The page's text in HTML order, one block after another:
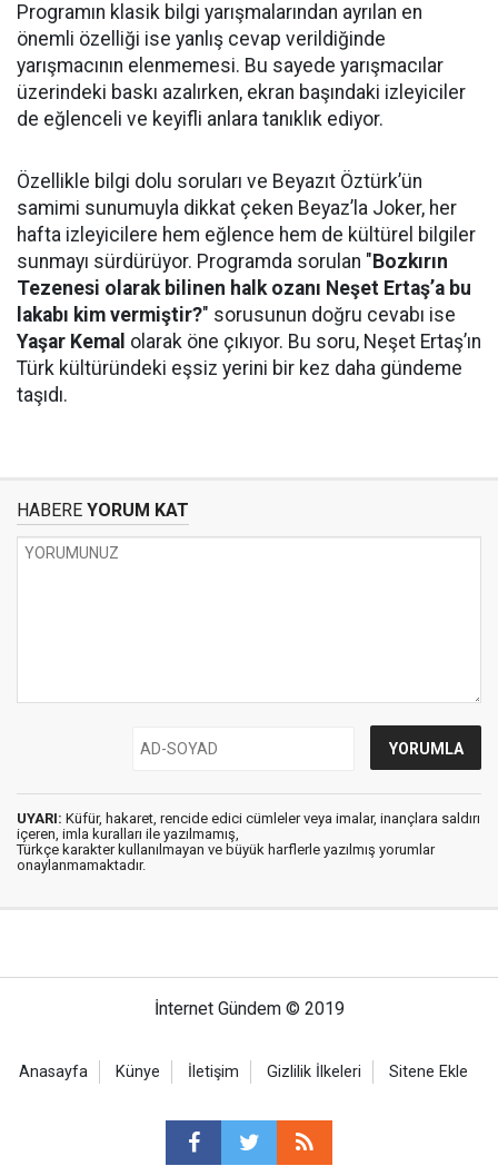
Programın klasik bilgi yarışmalarından ayrılan en
önemli özelliği ise yanlış cevap verildiğinde
yarışmacının elenmemesi. Bu sayede yarışmacılar
üzerindeki baskı azalırken, ekran başındaki izleyiciler
de eğlenceli ve keyifli anlara tanıklık ediyor.
Özellikle bilgi dolu soruları ve Beyazıt Öztürk’ün
samimi sunumuyla dikkat çeken Beyaz’la Joker, her
hafta izleyicilere hem eğlence hem de kültürel bilgiler
sunmayı sürdürüyor. Programda sorulan " Bozkırın
Tezenesi olarak bilinen halk ozanı Neşet Ertaş’a bu
lakabı kim vermiştir?" sorusunun doğru cevabı ise
Yaşar Kemal olarak öne çıkıyor. Bu soru, Neşet Ertaş’ın
Türk kültüründeki eşsiz yerini bir kez daha gündeme
taşıdı.
HABERE YORUM KAT
UYARI: Küfür, hakaret, rencide edici cümleler veya imalar, inançlara saldırı
içeren, imla kuralları ile yazılmamış,
Türkçe karakter kullanılmayan ve büyük harflerle yazılmış yorumlar
onaylanmamaktadır.
İnternet Gündem © 2019
Anasayfa Künye İletişim Gizlilik İlkeleri Sitene Ekle